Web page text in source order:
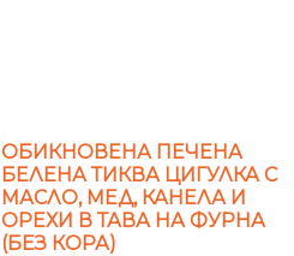
ОБИКНОВЕНА ПЕЧЕНА
БЕЛЕНА ТИКВА ЦИГУЛКА С
МАСЛО, МЕД, КАНЕЛА И
ОРЕХИ В ТАВА НА ФУРНА
(БЕЗ КОРА)